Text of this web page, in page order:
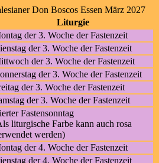
Don Boscos Essen März 2027
Liturgie
der 3. Woche der Fastenzeit
der 3. Woche der Fastenzeit
der 3. Woche der Fastenzeit
der 3. Woche der Fastenzeit
der 3. Woche der Fastenzeit
der 3. Woche der Fastenzeit
Fastensonntag
liturgische Farbe kann auch rosa
werden)
der 4. Woche der Fastenzeit
der 4. Woche der Fastenzeit